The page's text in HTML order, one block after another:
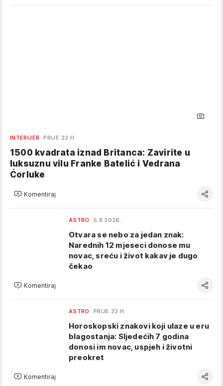
INTERIJER PRIJE 22 H
1500 kvadrata iznad Britanca: Zavirite u
luksuznu vilu Franke Batelić i Vedrana
Ćorluke
Komentiraj
ASTRO 5.8.2026.
Otvara se nebo za jedan znak:
Narednih 12 mjeseci donose mu
novac, sreću i život kakav je dugo
čekao
Komentiraj
ASTRO PRIJE 22 H
Horoskopski znakovi koji ulaze u eru
blagostanja: Sljedećih 7 godina
donosi im novac, uspjeh i životni
preokret
Komentiraj